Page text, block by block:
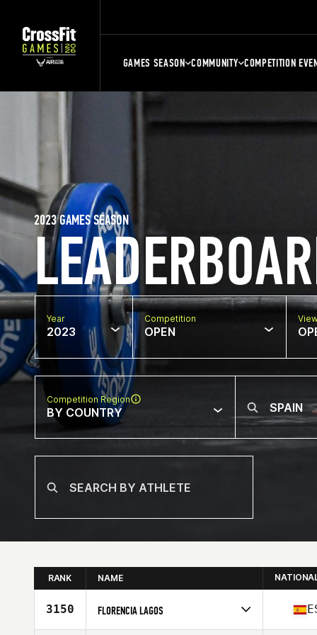
GAMES SEASON COMMUNITY COMPETITION
2023 GAMES SEASON
Year
2023
Competition
OPEN
Competition Region
BY COUNTRY
RANK NAME
3150 FLORENCIA LAGOS